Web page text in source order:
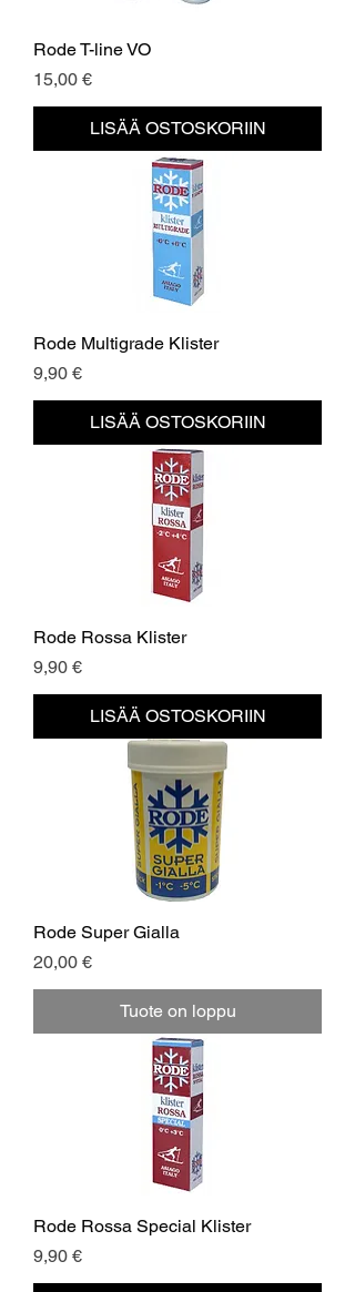
Rode T-line VO
Hinta
15,00 €
LISÄÄ OSTOSKORIIN
Rode Multigrade Klister
Hinta
9,90 €
LISÄÄ OSTOSKORIIN
Rode Rossa Klister
Hinta
9,90 €
LISÄÄ OSTOSKORIIN
Rode Super Gialla
Hinta
20,00 €
Tuote on loppu
Rode Rossa Special Klister
Hinta
9,90 €